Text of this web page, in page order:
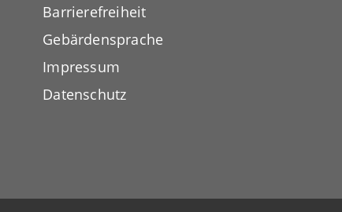
Barrierefreiheit
Gebärdensprache
Impressum
Datenschutz